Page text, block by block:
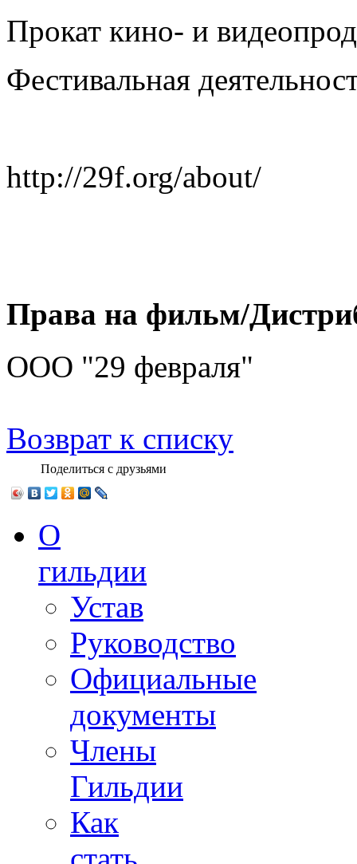
Прокат кино- и
Фестивальная
http://29f.org/about/
Права на фильм/
ООО "29 февраля"
Возврат к списку
Поделиться с друзьями
О
гильдии
Устав
Руководство
Официальные
документы
Члены
Гильдии
Как